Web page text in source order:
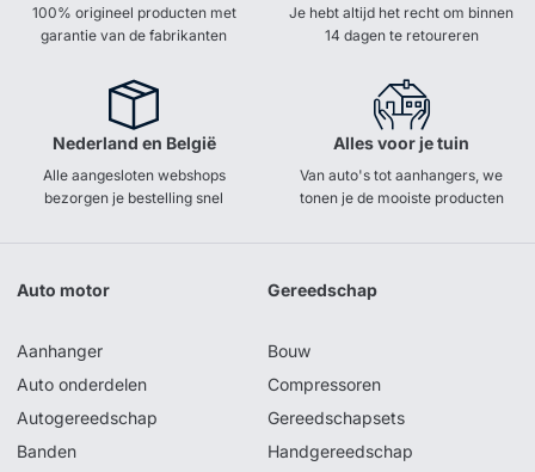
100% origineel producten met
garantie van de fabrikanten
Je hebt altijd het recht om binnen
14 dagen te retoureren
Nederland en België
Alle aangesloten webshops
bezorgen je bestelling snel
Alles voor je tuin
Van auto's tot aanhangers, we
tonen je de mooiste producten
Auto motor
Aanhanger
Auto onderdelen
Autogereedschap
Banden
Gereedschap
Bouw
Compressoren
Gereedschapsets
Handgereedschap